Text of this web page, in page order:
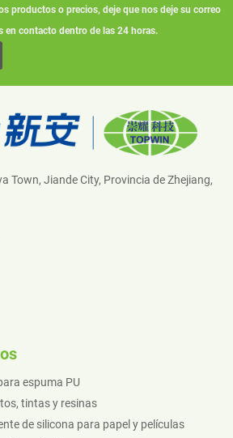
productos o precios, deje que nos deje su correo
en contacto dentro de las 24 horas.
Town, Jiande City, Provincia de Zhejiang,
espuma PU
tintas y resinas
de silicona para papel y películas